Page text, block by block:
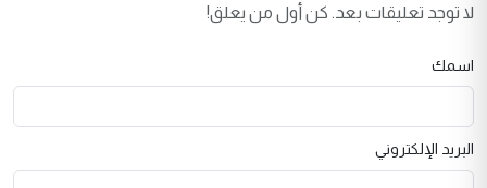
لا توجد تعليقات بعد. كن أول من يعلق!
اسمك
البريد الإلكتروني